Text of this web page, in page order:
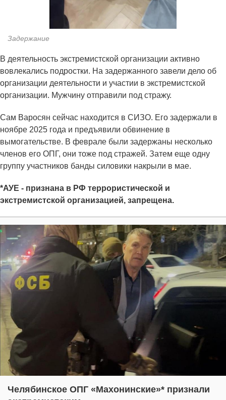
Задержание
В деятельность экстремистской организации активно
вовлекались подростки. На задержанного завели дело об
организации деятельности и участии в экстремистской
организации. Мужчину отправили под стражу.
Сам Варосян сейчас находится в СИЗО. Его задержали в
ноябре 2025 года и предъявили обвинение в
вымогательстве. В феврале были задержаны несколько
членов его ОПГ, они тоже под стражей. Затем еще одну
группу участников банды силовики накрыли в мае.
*АУЕ - признана в РФ террористической и
экстремистской организацией, запрещена.
Челябинское ОПГ «Махонинские»* признали